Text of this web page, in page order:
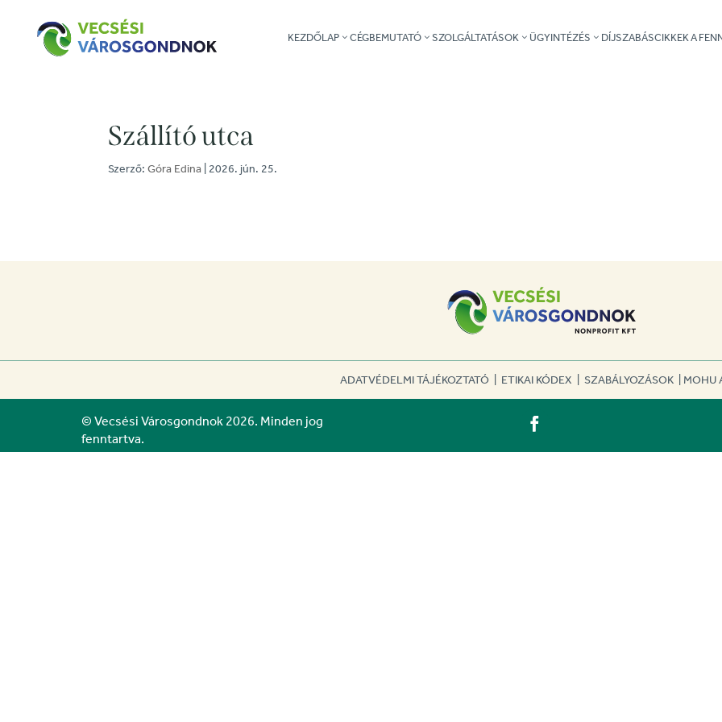
KEZDŐLAP CÉGBEMUTATÓ SZOLGÁLTATÁSOK ÜGYINTÉZÉS DÍJSZABÁSCIKKEK A
Szállító utca
Szerző:Góra Edina 2026. jún. 25.
ADATVÉDELMI TÁJÉKOZTATÓ ETIKAI KÓDEX SZABÁLYOZÁSOK MOHU
© Vecsési Városgondnok 2026. Minden jog
fenntartva.